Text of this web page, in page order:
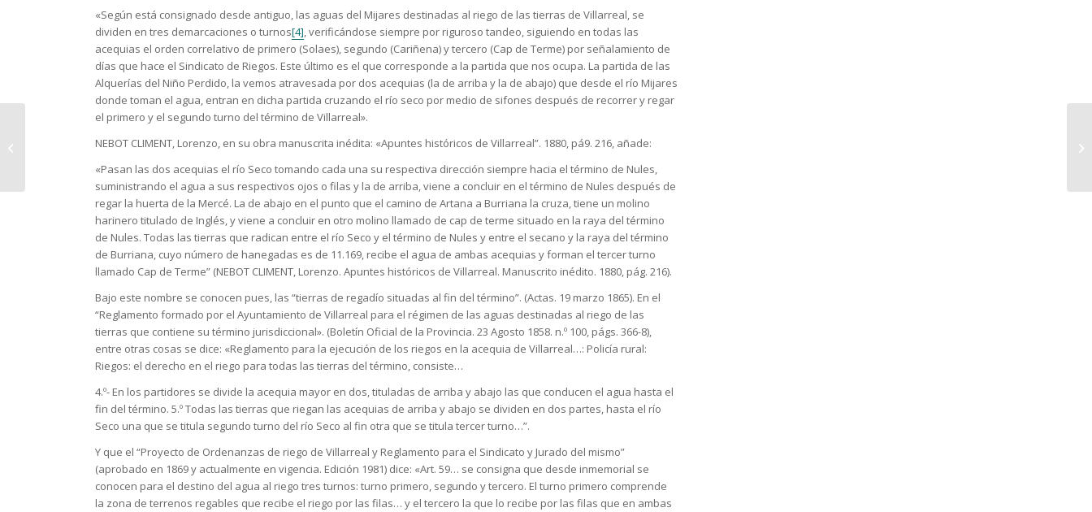
«Según está consignado desde antiguo, las aguas del Mijares destinadas al riego de las tierras de Villarreal, se
dividen en tres demarcaciones o turnos[4], verificándose siempre por riguroso tandeo, siguiendo en todas las
acequias el orden correlativo de primero (Solaes), segundo (Cariñena) y tercero (Cap de Terme) por señalamiento de
días que hace el Sindicato de Riegos. Este último es el que corresponde a la partida que nos ocupa. La partida de las
Alquerías del Niño Perdido, la vemos atravesada por dos acequias (la de arriba y la de abajo) que desde el río Mijares
donde toman el agua, entran en dicha partida cruzando el río seco por medio de sifones después de recorrer y regar
el primero y el segundo turno del término de Villarreal».
NEBOT CLIMENT, Lorenzo, en su obra manuscrita inédita: «Apuntes históricos de Villarreal”. 1880, pá9. 216, añade:
«Pasan las dos acequias el río Seco tomando cada una su respectiva dirección siempre hacia el término de Nules,
suministrando el agua a sus respectivos ojos o filas y la de arriba, viene a concluir en el término de Nules después de
regar la huerta de la Mercé. La de abajo en el punto que el camino de Artana a Burriana la cruza, tiene un molino
harinero titulado de Inglés, y viene a concluir en otro molino llamado de cap de terme situado en la raya del término
de Nules. Todas las tierras que radican entre el río Seco y el término de Nules y entre el secano y la raya del término
de Burriana, cuyo número de hanegadas es de 11.169, recibe el agua de ambas acequias y forman el tercer turno
llamado Cap de Terme” (NEBOT CLIMENT, Lorenzo. Apuntes históricos de Villarreal. Manuscrito inédito. 1880, pág. 216).
Bajo este nombre se conocen pues, las “tierras de regadío situadas al fin del término”. (Actas. 19 marzo 1865). En el
“Reglamento formado por el Ayuntamiento de Villarreal para el régimen de las aguas destinadas al riego de las
tierras que contiene su término jurisdiccional». (Boletín Oficial de la Provincia. 23 Agosto 1858. n.º 100, págs. 366-8),
entre otras cosas se dice: «Reglamento para la ejecución de los riegos en la acequia de Villarreal…: Policía rural:
Riegos: el derecho en el riego para todas las tierras del término, consiste…
4.º- En los partidores se divide la acequia mayor en dos, tituladas de arriba y abajo las que conducen el agua hasta el
fin del término. 5.º Todas las tierras que riegan las acequias de arriba y abajo se dividen en dos partes, hasta el río
Seco una que se titula segundo turno del río Seco al fin otra que se titula tercer turno…”.
Y que el “Proyecto de Ordenanzas de riego de Villarreal y Reglamento para el Sindicato y Jurado del mismo”
(aprobado en 1869 y actualmente en vigencia. Edición 1981) dice: «Art. 59… se consigna que desde inmemorial se
conocen para el destino del agua al riego tres turnos: turno primero, segundo y tercero. El turno primero comprende
la zona de terrenos regables que recibe el riego por las filas… y el tercero la que lo recibe por las filas que en ambas
histórica» (1987) -Albert